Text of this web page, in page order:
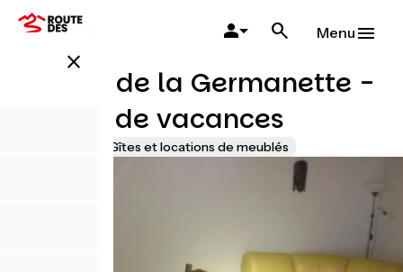
Aller
close
Menu
Au gîte de la Germanette -
Maison de vacances
Gîtes et locations de meublés